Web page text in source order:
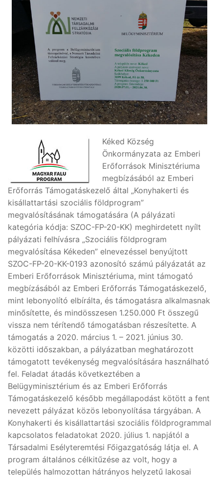
Kéked Község
Önkormányzata az Emberi
Erőforrások Minisztériuma
megbízásából az Emberi
Erőforrás Támogatáskezelő által „Konyhakerti és
kisállattartási szociális földprogram”
megvalósításának támogatására (A pályázati
kategória kódja: SZOC-FP-20-KK) meghirdetett nyílt
pályázati felhívásra „Szociális földprogram
megvalósítása Kékeden” elnevezéssel benyújtott
SZOC-FP-20-KK-0193 azonosító számú pályázatát az
Emberi Erőforrások Minisztériuma, mint támogató
megbízásából az Emberi Erőforrás Támogatáskezelő,
mint lebonyolító elbírálta, és támogatásra alkalmasnak
minősítette, és mindösszesen 1.250.000 Ft összegű
vissza nem térítendő támogatásban részesítette. A
támogatás a 2020. március 1. – 2021. június 30.
közötti időszakban, a pályázatban meghatározott
támogatott tevékenység megvalósítására használható
fel. Feladat átadás következtében a
Belügyminisztérium és az Emberi Erőforrás
Támogatáskezelő később megállapodást kötött a fent
nevezett pályázat közös lebonyolítása tárgyában. A
Konyhakerti és kisállattartási szociális földprogrammal
kapcsolatos feladatokat 2020. július 1. napjától a
Társadalmi Esélyteremtési Főigazgatóság látja el. A
program általános célkitűzése az volt, hogy a
település halmozottan hátrányos helyzetű lakosai